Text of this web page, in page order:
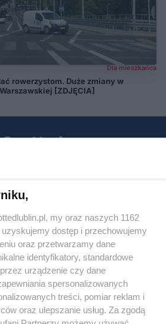
Dla mieszkańca
rowerzystom. Duże zmiany w
[ZDJĘCIA]
z treści
my oraz naszych 1162
dostęp i przechowujemy
oraz przetwarzamy dane
identyfikatory, standardowe
urządzenie czy dane
spersonalizowanych
treści, pomiar reklam i
oraz ulepszanie usług. Za zgodą